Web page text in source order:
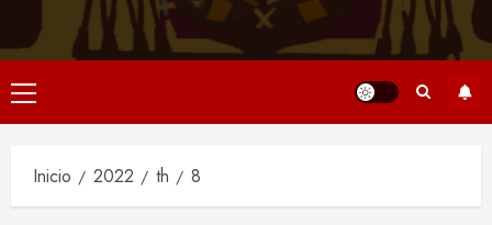
Menú
principal
Inicio 2022 th 8